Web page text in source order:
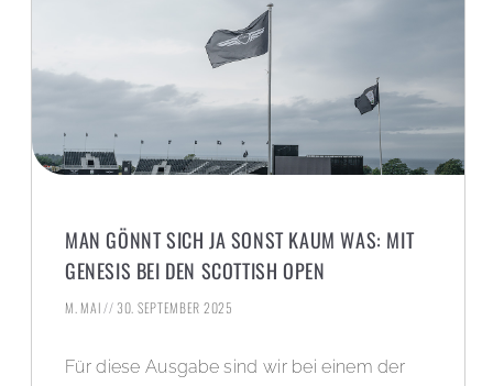
MAN GÖNNT SICH JA SONST KAUM WAS: MIT
GENESIS BEI DEN SCOTTISH OPEN
M. MAI 30. SEPTEMBER 2025
Für diese Ausgabe sind wir bei einem der